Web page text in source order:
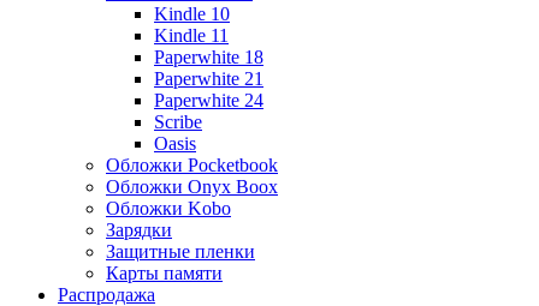
Kindle 10
Kindle 11
Paperwhite 18
Paperwhite 21
Paperwhite 24
Scribe
Oasis
Обложки Pocketbook
Обложки Onyx Boox
Обложки Kobo
Зарядки
Защитные пленки
Карты памяти
Распродажа